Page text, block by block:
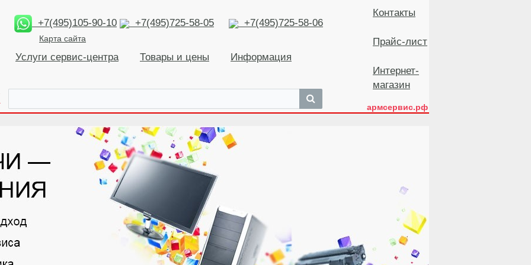
+7(495)105-90-10 +7(495)725-58-05 +7(495)725-58-06
Карта сайта
Услуги сервис-центра Товары и цены Информация
Контакты
Прайс-лист
Интернет-
магазин
армсервис.рф